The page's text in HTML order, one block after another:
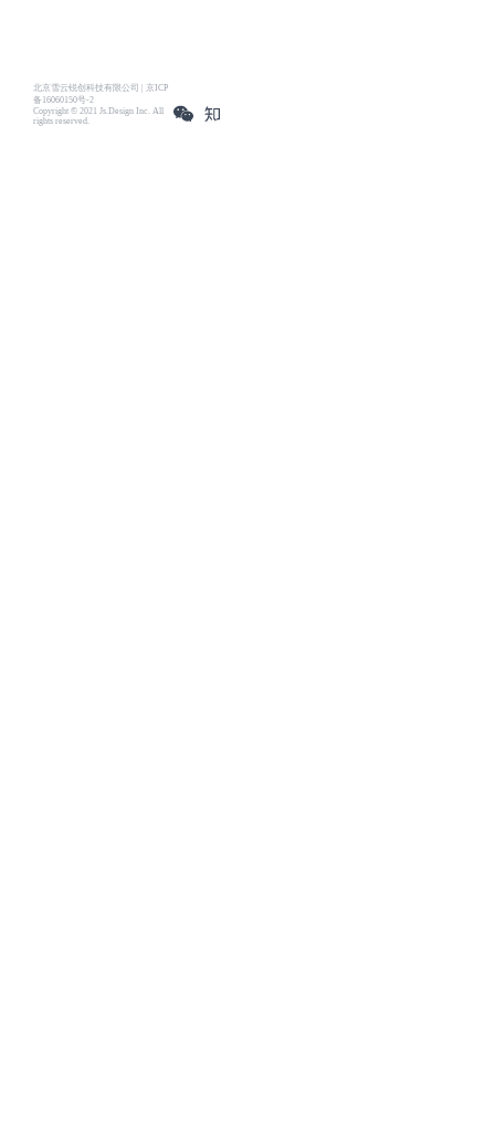
北京雪云锐创科技有限公司 | 京ICP
备16060150号-2
Copyright © 2021 Js.Design Inc. All
rights reserved.